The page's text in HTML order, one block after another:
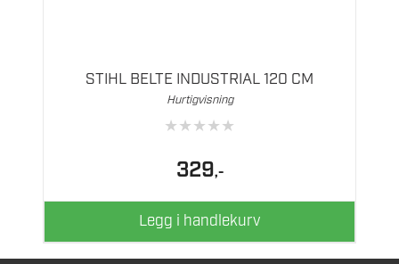
STIHL BELTE INDUSTRIAL 120 CM
Hurtigvisning
★★★★★
329,-
Legg i handlekurv